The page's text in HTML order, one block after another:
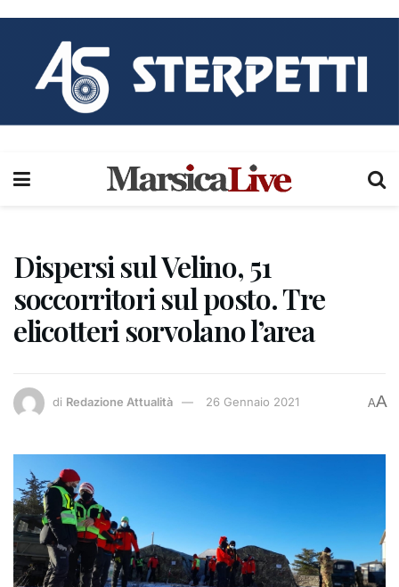
Dispersi sul Velino, 51
soccorritori sul posto. Tre
elicotteri sorvolano l’area
di Redazione Attualità 26 Gennaio 2021 AA